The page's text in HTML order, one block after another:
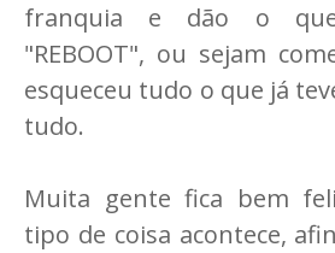
franquia e dão o
"REBOOT", ou sejam
esqueceu tudo o que já
tudo.
Muita gente fica bem
tipo de coisa acontece,